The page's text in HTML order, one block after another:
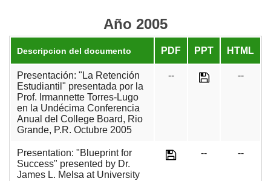
Año 2005
Descripcion del documento PDF PPT HTML
Presentación: "La Retención
Estudiantil" presentada por la
Prof. Irmannette Torres-Lugo
en la Undécima Conferencia
Anual del College Board, Rio
Grande, P.R. Octubre 2005
-- --
Presentation: "Blueprint for
Success" presented by Dr.
James L. Melsa at University
-- --